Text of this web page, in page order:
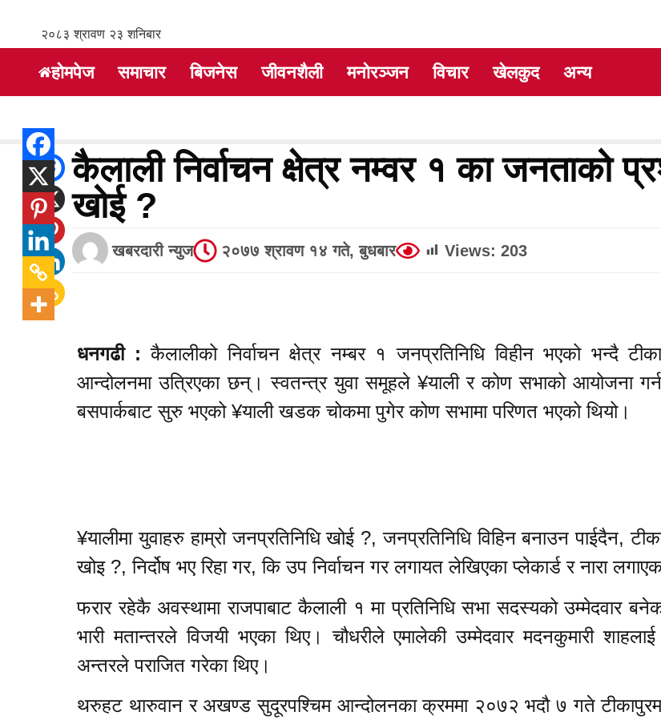
२०८३ श्रावण २३ शनिबार
होमपेज समाचार बिजनेस जीवनशैली मनोरञ्जन विचार खेलकुद अन्य
कैलाली निर्वाचन क्षेत्र नम्वर १ का जनताको
खोई ?
खबरदारी न्युज २०७७ श्रावण १४ गते, बुधबार Views: 203
धनगढी : कैलालीको निर्वाचन क्षेत्र नम्बर १ जनप्रतिनिधि विहीन भएको भन्दै
आन्दोलनमा उत्रिएका छन्। स्वतन्त्र युवा समूहले ¥याली र कोण सभाको आयोजना
बसपार्कबाट सुरु भएको ¥याली खडक चोकमा पुगेर कोण सभामा परिणत भएको थियो।
¥यालीमा युवाहरु हाम्रो जनप्रतिनिधि खोई ?, जनप्रतिनिधि विहिन बनाउन पाईदैन,
खोइ ?, निर्दोष भए रिहा गर, कि उप निर्वाचन गर लगायत लेखिएका प्लेकार्ड र नारा
फरार रहेकै अवस्थामा राजपाबाट कैलाली १ मा प्रतिनिधि सभा सदस्यको उम्मेदवार
भारी मतान्तरले विजयी भएका थिए। चौधरीले एमालेकी उम्मेदवार मदनकुमारी
अन्तरले पराजित गरेका थिए।
थरुहट थारुवान र अखण्ड सुदूरपश्चिम आन्दोलनका क्रममा २०७२ भदौ ७ गते